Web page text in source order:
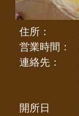
住所：
営業時間：
連絡先：
開所日